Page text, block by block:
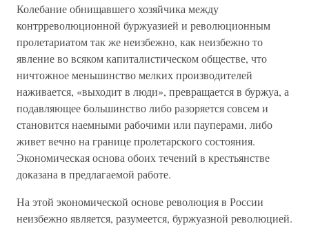
Колебание обнищавшего хозяйчика между
контрреволюционной буржуазией и революционным
пролетариатом так же неизбежно, как неизбежно то
явление во всяком капиталистическом обществе, что
ничтожное меньшинство мелких производителей
наживается, «выходит в люди», превращается в буржуа, а
подавляющее большинство либо разоряется совсем и
становится наемными рабочими или пауперами, либо
живет вечно на границе пролетарского состояния.
Экономическая основа обоих течений в крестьянстве
доказана в предлагаемой работе.
На этой экономической основе революция в России
неизбежно является, разумеется, буржуазной революцией.